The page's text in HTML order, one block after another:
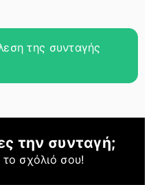
της συνταγής
την συνταγή;
σχόλιό σου!